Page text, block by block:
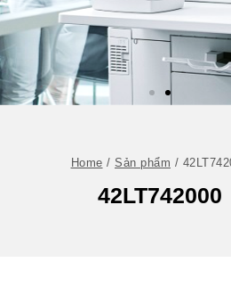
Home / Sản phẩm /
42LT742000